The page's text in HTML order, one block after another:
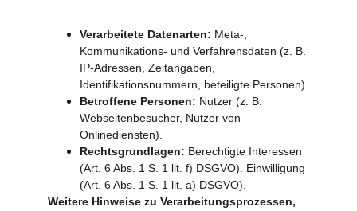
Verarbeitete Datenarten: Meta-,
Kommunikations- und Verfahrensdaten (z. B.
IP-Adressen, Zeitangaben,
Identifikationsnummern, beteiligte Personen).
Betroffene Personen: Nutzer (z. B.
Webseitenbesucher, Nutzer von
Onlinediensten).
Rechtsgrundlagen: Berechtigte Interessen
(Art. 6 Abs. 1 S. 1 lit. f) DSGVO). Einwilligung
(Art. 6 Abs. 1 S. 1 lit. a) DSGVO).
Weitere Hinweise zu Verarbeitungsprozessen,